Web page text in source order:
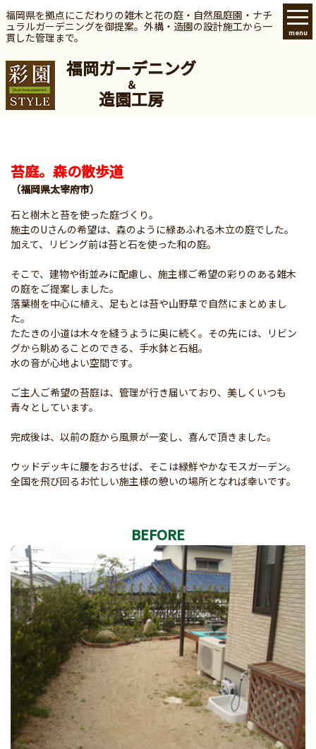
福岡県を拠点にこだわりの雑木と花の庭・自然風庭園・ナチ
ュラルガーデニングを御提案。 外構・造園の設計施工から一
貫した管理まで。
福岡ガーデニング
＆
造園工房
menu
苔庭。森の散歩道
（福岡県太宰府市）
石と樹木と苔を使った庭づくり。
施主のUさんの希望は、森のように緑あふれる木立の庭でした。
加えて、リビング前は苔と石を使った和の庭。
そこで、建物や街並みに配慮し、施主様ご希望の彩りのある雑木
の庭をご提案しました。
落葉樹を中心に植え、足もとは苔や山野草で自然にまとめまし
た。
たたきの小道は木々を縫うように奥に続く。その先には、リビン
グから眺めることのできる、手水鉢と石組。
水の音が心地よい空間です。
ご主人ご希望の苔庭は、管理が行き届いており、美しくいつも
青々としています。
完成後は、以前の庭から風景が一変し、喜んで頂きました。
ウッドデッキに腰をおろせば、そこは緑鮮やかなモスガーデン。
全国を飛び回るお忙しい施主様の憩いの場所となれば幸いです。
BEFORE